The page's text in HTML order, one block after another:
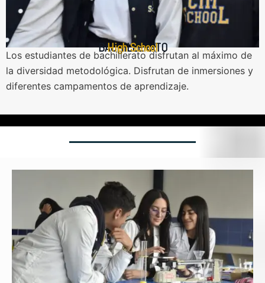
BACHILLERATO
High School
Los estudiantes de bachillerato disfrutan al máximo de
la diversidad metodológica. Disfrutan de inmersiones y
diferentes campamentos de aprendizaje.